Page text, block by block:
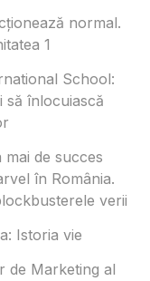
normal.
1
School:
să înlocuiască
mai de succes
în România.
verii
Istoria vie
de Marketing al